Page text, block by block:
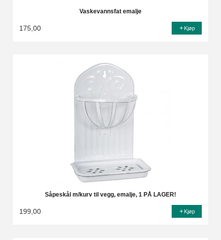
Vaskevannsfat emalje
175,00 Kjøp
Såpeskål m/kurv til vegg, emalje, 1 PÅ LAGER!
199,00 Kjøp